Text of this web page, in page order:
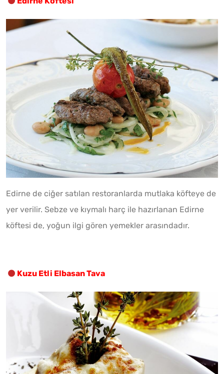
Edirne de ciğer satılan restoranlarda mutlaka köfteye de
yer verilir. Sebze ve kıymalı harç ile hazırlanan Edirne
köftesi de, yoğun ilgi gören yemekler arasındadır.
Kuzu Etli Elbasan Tava